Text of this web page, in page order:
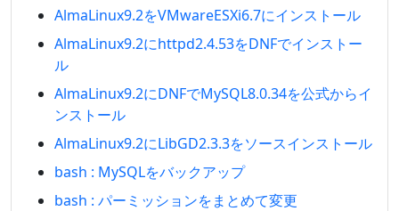
AlmaLinux9.2をVMwareESXi6.7にインストール
AlmaLinux9.2にhttpd2.4.53をDNFでインストー
ル
AlmaLinux9.2にDNFでMySQL8.0.34を公式からイ
ンストール
AlmaLinux9.2にLibGD2.3.3をソースインストール
bash : MySQLをバックアップ
bash : パーミッションをまとめて変更